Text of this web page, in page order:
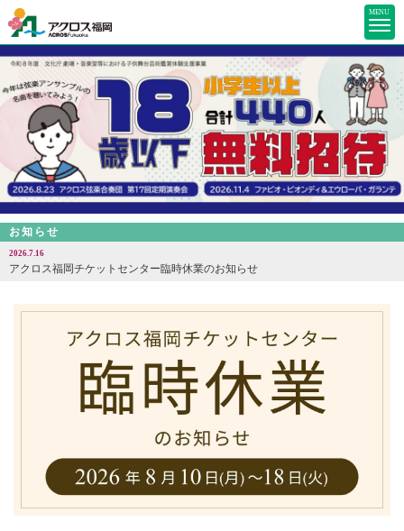
MENU
お知らせ
2026.7.16
アクロス福岡チケットセンター臨時休業のお知らせ